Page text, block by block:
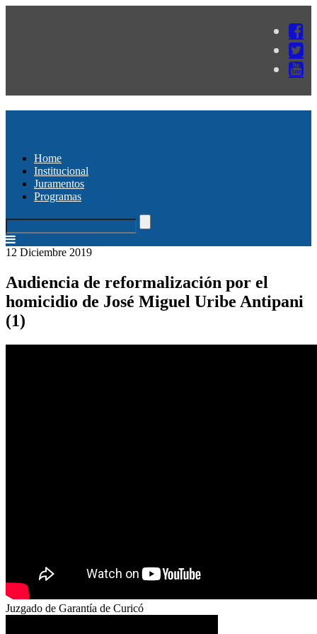
Home
Institucional
Juramentos
Programas
12 Diciembre 2019
Audiencia de reformalización por el
homicidio de José Miguel Uribe Antipani
(1)
Juzgado de Garantía de Curicó